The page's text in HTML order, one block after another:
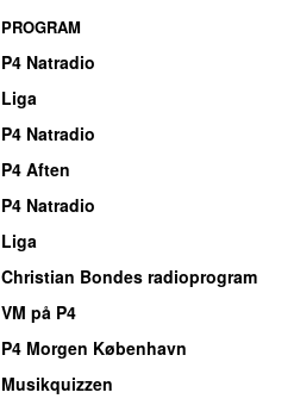
PROGRAM
P4 Natradio
Liga
P4 Natradio
P4 Aften
P4 Natradio
Liga
Christian Bondes radioprogram
VM på P4
P4 Morgen København
Musikquizzen